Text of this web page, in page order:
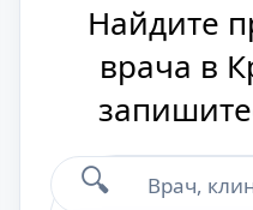
Найдите
врача в
🔍